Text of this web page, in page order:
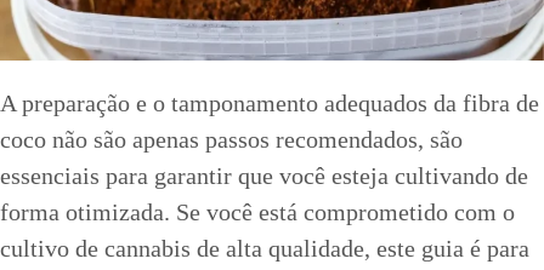
A preparação e o tamponamento adequados da fibra de
coco não são apenas passos recomendados, são
essenciais para garantir que você esteja cultivando de
forma otimizada. Se você está comprometido com o
cultivo de cannabis de alta qualidade, este guia é para